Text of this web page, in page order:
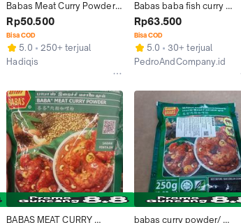
Babas Meat Curry Powder
250gr / Babas Bumbu Kari
Rp50.500
Bisa COD
5.0
250+ terjual
Hadiqis
Babas baba fish curry
powder 250 gram - serbuk
kari ikan babas
Rp63.500
Bisa COD
5.0
30+ terjual
PedroAndCompany.id
BABAS MEAT CURRY
babas curry powder/